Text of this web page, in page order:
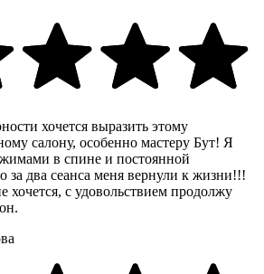
хочется выразить этому
салону, особенно мастеру Бут! Я
в спине и постоянной
за два сеанса меня вернули к жизни!!!
хочется, с удовольствием продолжу